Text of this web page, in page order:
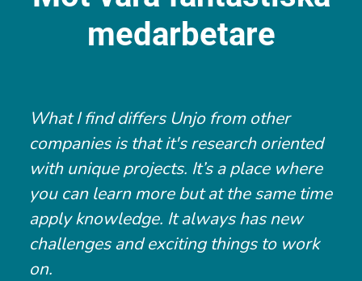
medarbetare
What I find differs Unjo from other
companies is that it's research oriented
with unique projects. It’s a place where
you can learn more but at the same time
apply knowledge. It always has new
challenges and exciting things to work
on.